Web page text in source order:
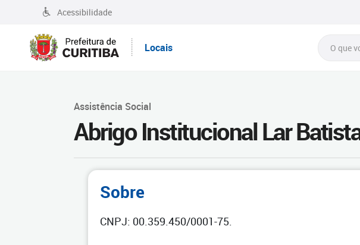
Acessibilidade
Locais
Assistência Social
Abrigo Institucional Lar
Sobre
CNPJ: 00.359.450/0001-75.